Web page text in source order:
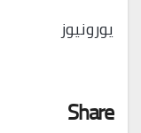
يورونيوز
Share